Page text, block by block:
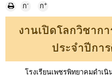
ก- ก+
งานเปิดโลกวิชาก
ประจำปีกา
โรงเรียนเพชรพิทยาคมดำเนิน